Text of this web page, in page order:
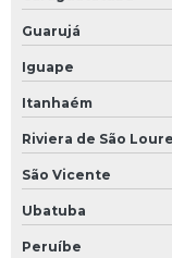
Guarujá
Iguape
Itanhaém
Riviera de São
São Vicente
Ubatuba
Peruíbe